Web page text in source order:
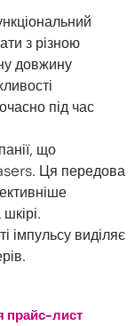
з різною
довжину
під час
що
Ця передова
імпульсу виділяє
прайс-лист